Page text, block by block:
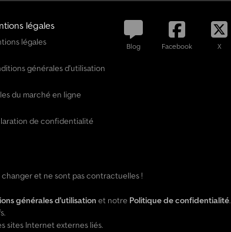
légales
légales
générales d'utilisation
du marché en ligne
de confidentialité
Blog Facebook X
et ne sont pas contractuelles !
générales d'utilisation et notre Politique de confidentialité.
sites Internet externes liés.